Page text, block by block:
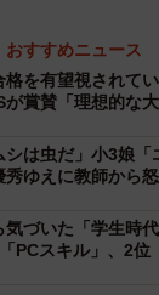
高島氏が「ぼく
てきた。そこで
氏が考えた名
家族の重大事
なった。灘中
おすすめニュース
格を有望視されて
賞賛「理想的な大
シは虫だ」小3娘「
ゆえに教師から
気づいた「学生時
スキル」、2位